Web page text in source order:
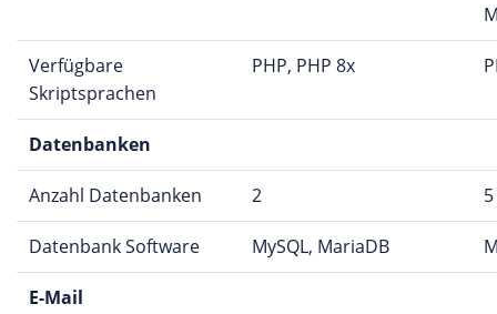
Verfügbare
Skriptsprachen
PHP, PHP 8x
Datenbanken
Anzahl Datenbanken 2 5
Datenbank Software MySQL, MariaDB
E-Mail